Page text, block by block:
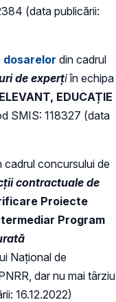
(data publicării:
dosarelor din cadrul
de experțiîn echipa
EDUCAȚIE
SMIS: 118327 (data
cadrul concursului de
contractuale de
Proiecte
Program
Naţional de
dar nu mai târziu
16.12.2022)